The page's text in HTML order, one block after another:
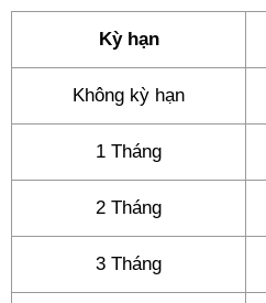
Kỳ hạn
Không kỳ hạn
1 Tháng
2 Tháng
3 Tháng